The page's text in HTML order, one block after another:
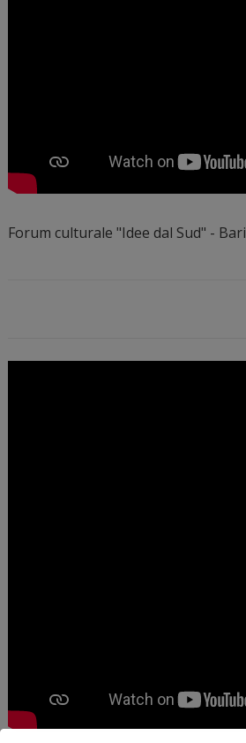
Forum culturale "Idee dal Sud" - Bari